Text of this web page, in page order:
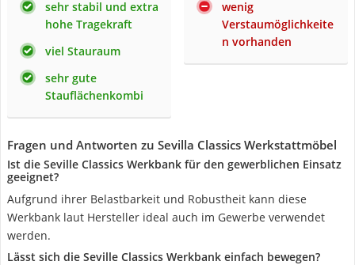
sehr stabil und extra
hohe Tragekraft
viel Stauraum
sehr gute
Stauflächenkombi
wenig
Verstaumöglichkeite
n vorhanden
Fragen und Antworten zu Sevilla Classics Werkstattmöbel
Ist die Seville Classics Werkbank für den gewerblichen Einsatz
geeignet?
Aufgrund ihrer Belastbarkeit und Robustheit kann diese
Werkbank laut Hersteller ideal auch im Gewerbe verwendet
werden.
Lässt sich die Seville Classics Werkbank einfach bewegen?